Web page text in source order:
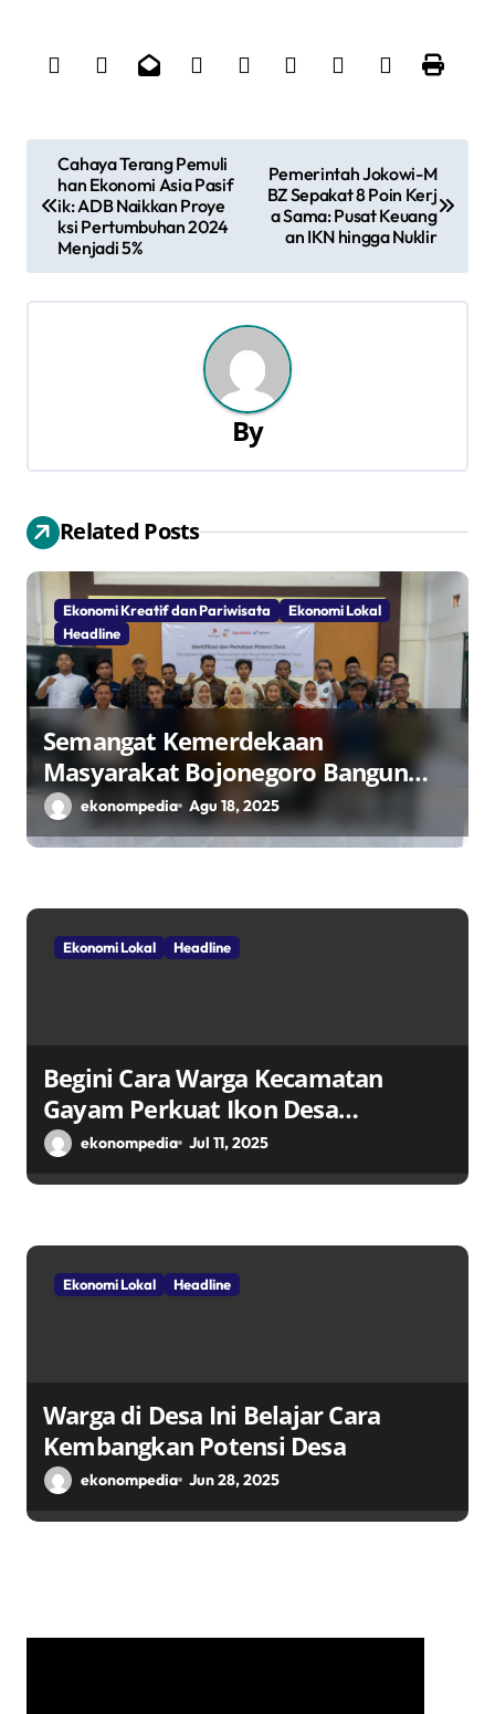
a
i
i
p
o
s
Cahaya Terang Pemuli
han Ekonomi Asia Pasif
ik: ADB Naikkan Proye
ksi Pertumbuhan 2024
Menjadi 5%
Pemerintah Jokowi-M
BZ Sepakat 8 Poin Kerj
a Sama: Pusat Keuang
an IKN hingga Nuklir
By
Related Posts
Ekonomi Kreatif dan Pariwisata
Ekonomi Lokal
Headline
Semangat Kemerdekaan
Masyarakat Bojonegoro Bangun
Desa Mandiri Ekonomi
ekonompedia Agu 18, 2025
Ekonomi Lokal Headline
Begini Cara Warga Kecamatan
Gayam Perkuat Ikon Desa
Penggerak Ekonomi Lokal Melalui
ekonompedia Jul 11, 2025
Ekonomi Lokal Headline
Warga di Desa Ini Belajar Cara
Kembangkan Potensi Desa
ekonompedia Jun 28, 2025